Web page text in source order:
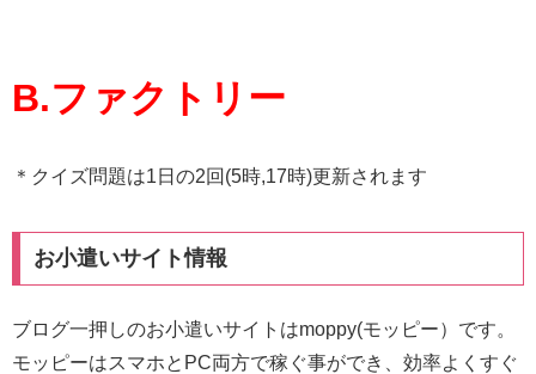
B.ファクトリー
＊クイズ問題は1日の2回(5時,17時)更新されます
お小遣いサイト情報
ブログ一押しのお小遣いサイトはmoppy(モッピー）です。
モッピーはスマホとPC両方で稼ぐ事ができ、効率よくすぐ